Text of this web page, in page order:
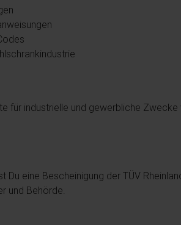
für industrielle und gewerbliche
Du eine Bescheinigung der TÜV
und Behörde.